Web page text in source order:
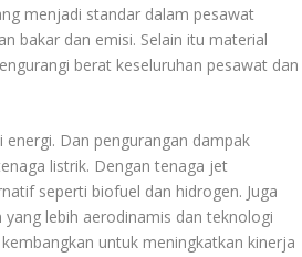
menjadi standar dalam pesawat
bakar dan emisi. Selain itu material
berat keseluruhan pesawat dan
Dan pengurangan dampak
listrik. Dengan tenaga jet
seperti biofuel dan hidrogen. Juga
lebih aerodinamis dan teknologi
untuk meningkatkan kinerja